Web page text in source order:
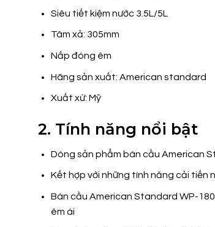
Siêu tiết kiệm nước 3.5L/5L
Tâm xả: 305mm
Nắp đóng êm
Hãng sản xuất: American standard
Xuất xứ: Mỹ
2. Tính năng nổi bật
Dòng sản phẩm bàn cầu American
Kết hợp với những tính năng cải tiến
Bàn cầu American Standard WP-
êm ái